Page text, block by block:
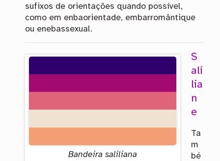
sufixos de orientações quando possível,
como em enbaorientade, embarromântique
ou enebassexual.
Bandeira saliliana
S
ali
lia
n
e
Ta
m
bé